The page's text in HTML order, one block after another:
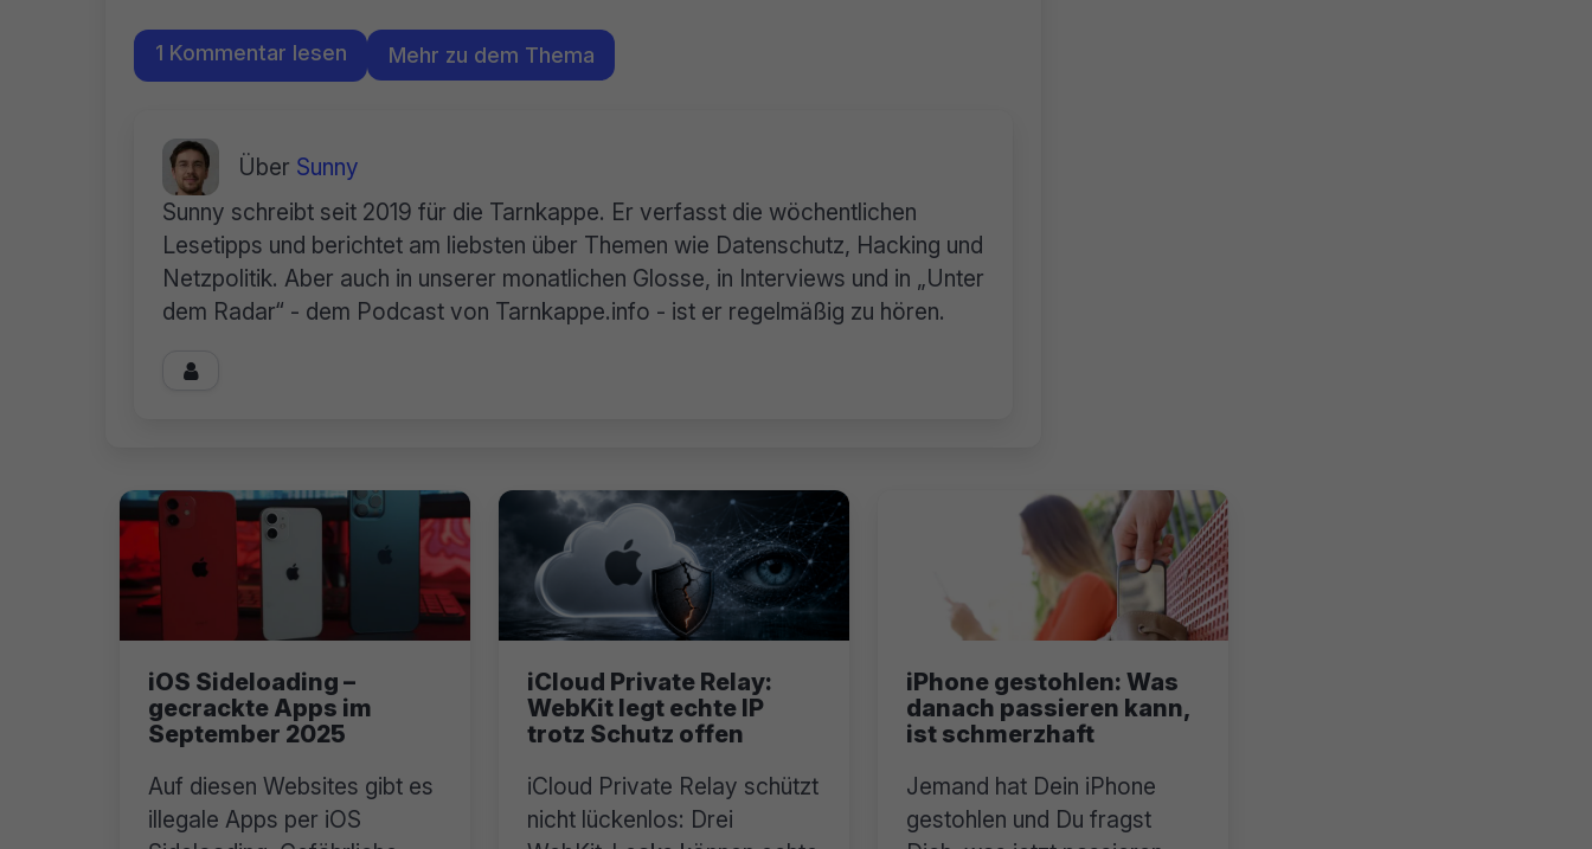
1 Kommentar lesen Mehr zu dem Thema
Über Sunny
Sunny schreibt seit 2019 für die Tarnkappe. Er verfasst die wöchentlichen
Lesetipps und berichtet am liebsten über Themen wie Datenschutz, Hacking und
Netzpolitik. Aber auch in unserer monatlichen Glosse, in Interviews und in „Unter
dem Radar“ - dem Podcast von Tarnkappe.info - ist er regelmäßig zu hören.

iOS Sideloading –
gecrackte Apps im
September 2025
Auf diesen Websites gibt es
illegale Apps per iOS
iCloud Private Relay:
WebKit legt echte IP
trotz Schutz offen
iCloud Private Relay schützt
nicht lückenlos: Drei
iPhone gestohlen: Was
danach passieren kann,
ist schmerzhaft
Jemand hat Dein iPhone
gestohlen und Du fragst